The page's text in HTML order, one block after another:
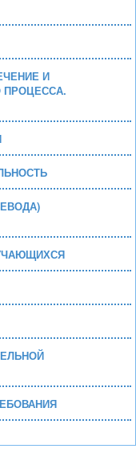
И
ПРОЦЕССА.